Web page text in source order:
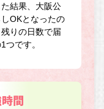
結果、大阪公
OKとなったの
りの日数で届
つです。
間